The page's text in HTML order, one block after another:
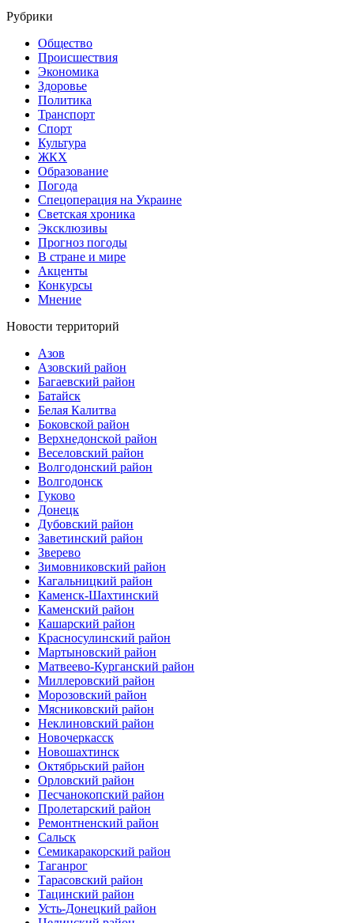
Рубрики
Общество
Происшествия
Экономика
Здоровье
Политика
Транспорт
Спорт
Культура
ЖКХ
Образование
Погода
Спецоперация на Украине
Светская хроника
Эксклюзивы
Прогноз погоды
В стране и мире
Акценты
Конкурсы
Мнение
Новости территорий
Азов
Азовский район
Багаевский район
Батайск
Белая Калитва
Боковской район
Верхнедонской район
Веселовский район
Волгодонский район
Волгодонск
Гуково
Донецк
Дубовский район
Заветинский район
Зверево
Зимовниковский район
Кагальницкий район
Каменск-Шахтинский
Каменский район
Кашарский район
Красносулинский район
Мартыновский район
Матвеево-Курганский район
Миллеровский район
Морозовский район
Мясниковский район
Неклиновский район
Новочеркасск
Новошахтинск
Октябрьский район
Орловский район
Песчанокопский район
Пролетарский район
Ремонтненский район
Сальск
Семикаракорский район
Таганрог
Тарасовский район
Тацинский район
Усть-Донецкий район